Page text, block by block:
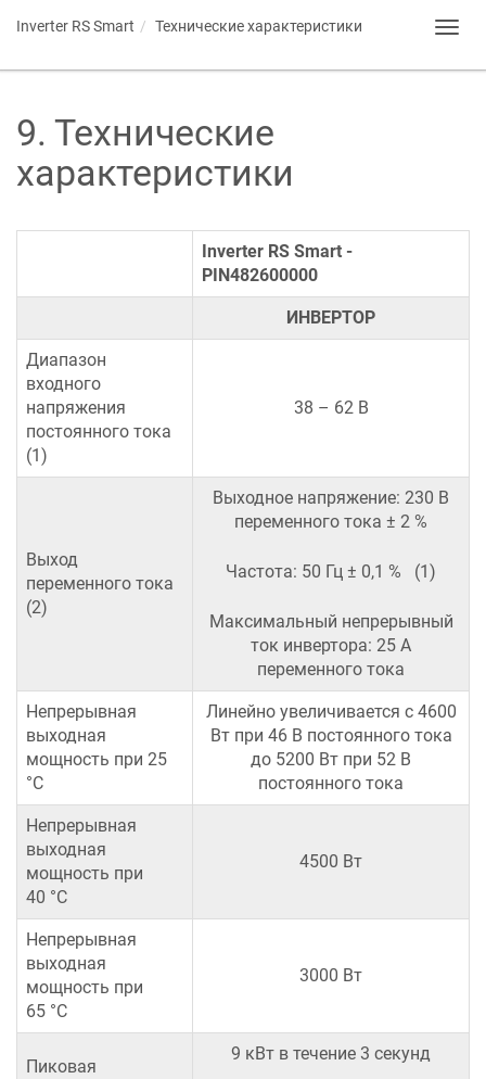
Inverter RS Smart Технические характеристики
9. Технические
характеристики
Inverter RS Smart -
PIN482600000
ИНВЕРТОР
Диапазон
входного
напряжения
постоянного тока
(1)
38 – 62 В
Выход
переменного тока
(2)
Выходное напряжение: 230 В
переменного тока ± 2 %
Частота: 50 Гц ± 0,1 % (1)
Максимальный непрерывный
ток инвертора: 25 А
переменного тока
Непрерывная
выходная
мощность при 25
°C
Линейно увеличивается с 4600
Вт при 46 В постоянного тока
до 5200 Вт при 52 В
постоянного тока
Непрерывная
выходная
мощность при
40 °C
4500 Вт
Непрерывная
выходная
мощность при
65 °C
3000 Вт
Пиковая
9 кВт в течение 3 секунд